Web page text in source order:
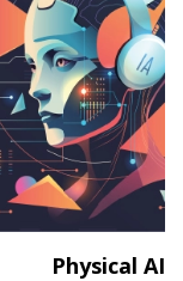
Physical AI